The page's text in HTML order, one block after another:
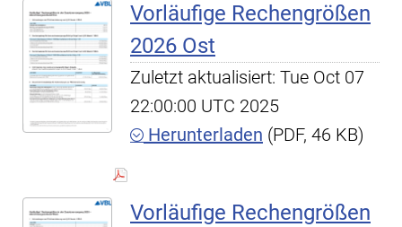
Vorläufige Rechengrößen
2026 Ost
Zuletzt aktualisiert: Tue Oct 07
22:00:00 UTC 2025
Herunterladen (PDF, 46 KB)
Vorläufige Rechengrößen